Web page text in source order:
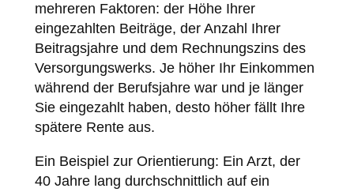
mehreren Faktoren: der Höhe Ihrer
eingezahlten Beiträge, der Anzahl Ihrer
Beitragsjahre und dem Rechnungszins des
Versorgungswerks. Je höher Ihr Einkommen
während der Berufsjahre war und je länger
Sie eingezahlt haben, desto höher fällt Ihre
spätere Rente aus.
Ein Beispiel zur Orientierung: Ein Arzt, der
40 Jahre lang durchschnittlich auf ein